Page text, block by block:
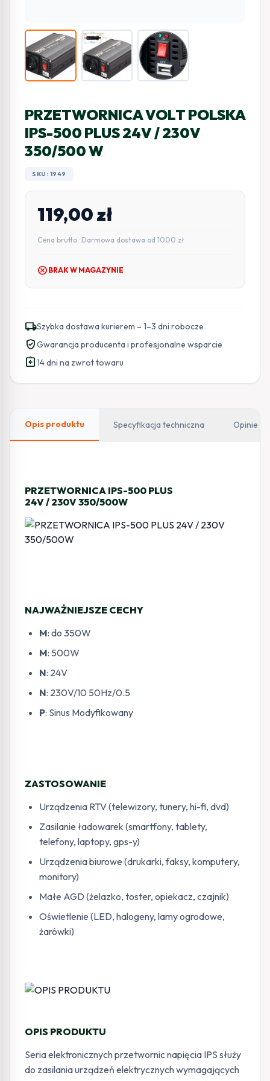
PRZETWORNICA VOLT POLSKA
IPS-500 PLUS 24V / 230V
350/500 W
SKU: 1949
119,00zł
Cena brutto · Darmowa dostawa od 1000 zł
cancel BRAK W MAGAZYNIE
local_shippingSzybka dostawa kurierem – 1–3 dni robocze
verified_userGwarancja producenta i profesjonalne wsparcie
assignment_return14 dni na zwrot towaru
Opis produktu Specyfikacja techniczna Opinie
PRZETWORNICA IPS-500 PLUS
24V / 230V 350/500W
NAJWAŻNIEJSZE CECHY
M: do 350W
M: 500W
N: 24V
N: 230V/10 50Hz/0.5
P: Sinus Modyfikowany
ZASTOSOWANIE
Urządzenia RTV (telewizory, tunery, hi-fi, dvd)
Zasilanie ładowarek (smartfony, tablety,
telefony, laptopy, gps-y)
Urządzenia biurowe (drukarki, faksy, komputery,
monitory)
Małe AGD (żelazko, toster, opiekacz, czajnik)
Oświetlenie (LED, halogeny, lamy ogrodowe,
żarówki)
OPIS PRODUKTU
Seria elektronicznych przetwornic napięcia IPS służy
do zasilania urządzeń elektrycznych wymagających